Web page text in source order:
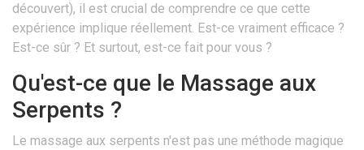
découvert), il est crucial de comprendre ce que cette
expérience implique réellement. Est-ce vraiment efficace ?
Est-ce sûr ? Et surtout, est-ce fait pour vous ?
Qu'est-ce que le Massage aux
Serpents ?
Le massage aux serpents n'est pas une méthode magique